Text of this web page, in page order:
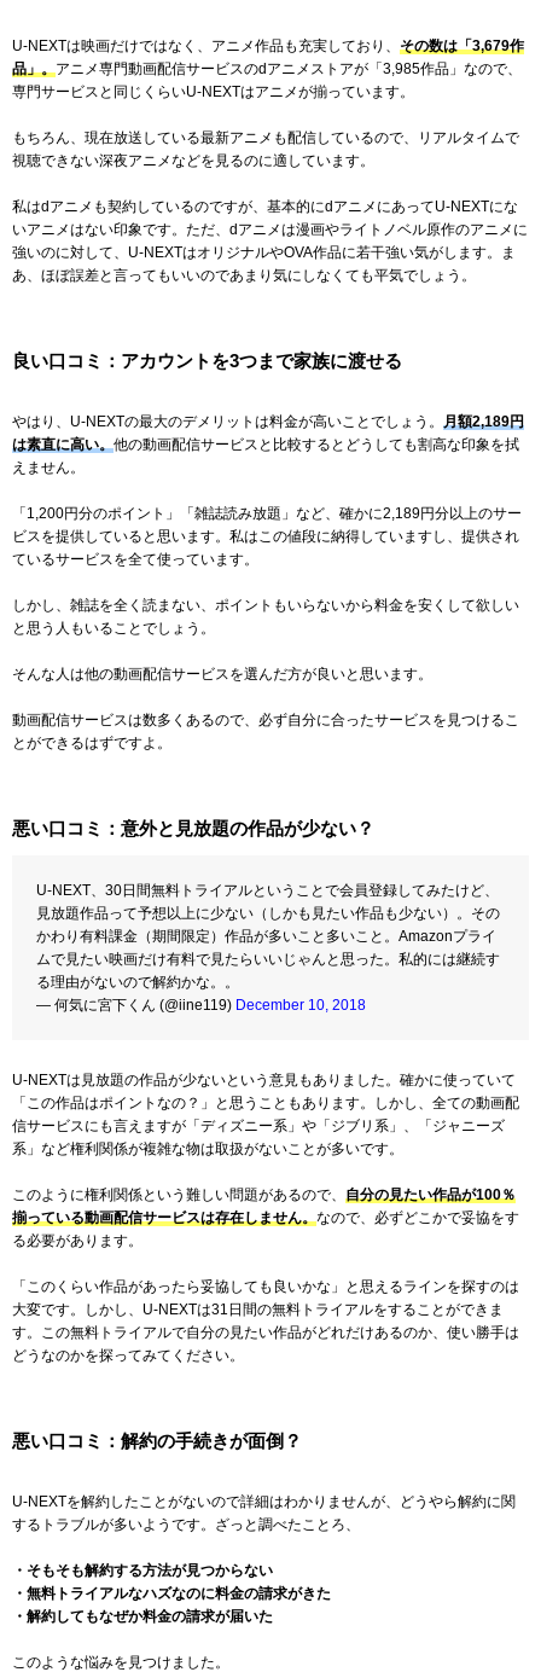
U-NEXTは映画だけではなく、アニメ作品も充実しており、 その数は「3,679作
品」。アニメ専門動画配信サービスのdアニメストアが「3,985作品」なので、
専門サービスと同じくらいU-NEXTはアニメが揃っています。
もちろん、現在放送している最新アニメも配信しているので、リアルタイムで
視聴できない深夜アニメなどを見るのに適しています。
私はdアニメも契約しているのですが、基本的にdアニメにあってU-NEXTにな
いアニメはない印象です。ただ、dアニメは漫画やライトノベル原作のアニメに
強いのに対して、U-NEXTはオリジナルやOVA作品に若干強い気がします。ま
あ、ほぼ誤差と言ってもいいのであまり気にしなくても平気でしょう。
良い口コミ：アカウントを3つまで家族に渡せる
やはり、U-NEXTの最大のデメリットは料金が高いことでしょう。 月額2,189円
は素直に高い。他の動画配信サービスと比較するとどうしても割高な印象を拭
えません。
「1,200円分のポイント」「雑誌読み放題」など、確かに2,189円分以上のサー
ビスを提供していると思います。私はこの値段に納得していますし、提供され
ているサービスを全て使っています。
しかし、雑誌を全く読まない、ポイントもいらないから料金を安くして欲しい
と思う人もいることでしょう。
そんな人は他の動画配信サービスを選んだ方が良いと思います。
動画配信サービスは数多くあるので、必ず自分に合ったサービスを見つけるこ
とができるはずですよ。
悪い口コミ：意外と見放題の作品が少ない？
U-NEXT、30日間無料トライアルということで会員登録してみたけど、
見放題作品って予想以上に少ない（しかも見たい作品も少ない）。その
かわり有料課金（期間限定）作品が多いこと多いこと。Amazonプライ
ムで見たい映画だけ有料で見たらいいじゃんと思った。私的には継続す
る理由がないので解約かな。。
— 何気に宮下くん (@iine119) December 10, 2018
U-NEXTは見放題の作品が少ないという意見もありました。確かに使っていて
「この作品はポイントなの？」と思うこともあります。しかし、全ての動画配
信サービスにも言えますが「ディズニー系」や「ジブリ系」、「ジャニーズ
系」など権利関係が複雑な物は取扱がないことが多いです。
このように権利関係という難しい問題があるので、 自分の見たい作品が100％
揃っている動画配信サービスは存在しません。なので、必ずどこかで妥協をす
る必要があります。
「このくらい作品があったら妥協しても良いかな」と思えるラインを探すのは
大変です。しかし、U-NEXTは31日間の無料トライアルをすることができま
す。この無料トライアルで自分の見たい作品がどれだけあるのか、使い勝手は
どうなのかを探ってみてください。
悪い口コミ：解約の手続きが面倒？
U-NEXTを解約したことがないので詳細はわかりませんが、どうやら解約に関
するトラブルが多いようです。ざっと調べたことろ、
・そもそも解約する方法が見つからない
・無料トライアルなハズなのに料金の請求がきた
・解約してもなぜか料金の請求が届いた
このような悩みを見つけました。